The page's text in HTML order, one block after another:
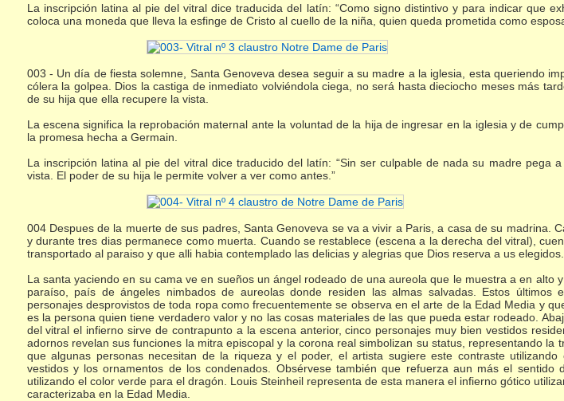
La inscripción latina al pie del vitral dice traducida del latín: “Como signo distintivo y para indicar que
coloca una moneda que lleva la esfinge de Cristo al cuello de la niña, quien queda prometida como
003 - Un día de fiesta solemne, Santa Genoveva desea seguir a su madre a la iglesia, esta queriendo
cólera la golpea. Dios la castiga de inmediato volviéndola ciega, no será hasta dieciocho meses más
de su hija que ella recupere la vista.
La escena significa la reprobación maternal ante la voluntad de la hija de ingresar en la iglesia y de
la promesa hecha a Germain.
La inscripción latina al pie del vitral dice traducido del latín: “Sin ser culpable de nada su madre pega
vista. El poder de su hija le permite volver a ver como antes.”
004 Despues de la muerte de sus padres, Santa Genoveva se va a vivir a Paris, a casa de su madrina.
y durante tres dias permanece como muerta. Cuando se restablece (escena a la derecha del vitral),
transportado al paraiso y que alli habia contemplado las delicias y alegrias que Dios reserva a us elegidos.
La santa yaciendo en su cama ve en sueños un ángel rodeado de una aureola que le muestra a en alto
paraíso, país de ángeles nimbados de aureolas donde residen las almas salvadas. Estos últimos
personajes desprovistos de toda ropa como frecuentemente se observa en el arte de la Edad Media y
es la persona quien tiene verdadero valor y no las cosas materiales de las que pueda estar rodeado.
del vitral el infierno sirve de contrapunto a la escena anterior, cinco personajes muy bien vestidos
adornos revelan sus funciones la mitra episcopal y la corona real simbolizan su status, representando la
que algunas personas necesitan de la riqueza y el poder, el artista sugiere este contraste utilizando
vestidos y los ornamentos de los condenados. Obsérvese también que refuerza aun más el sentido
utilizando el color verde para el dragón. Louis Steinheil representa de esta manera el infierno gótico
caracterizaba en la Edad Media.